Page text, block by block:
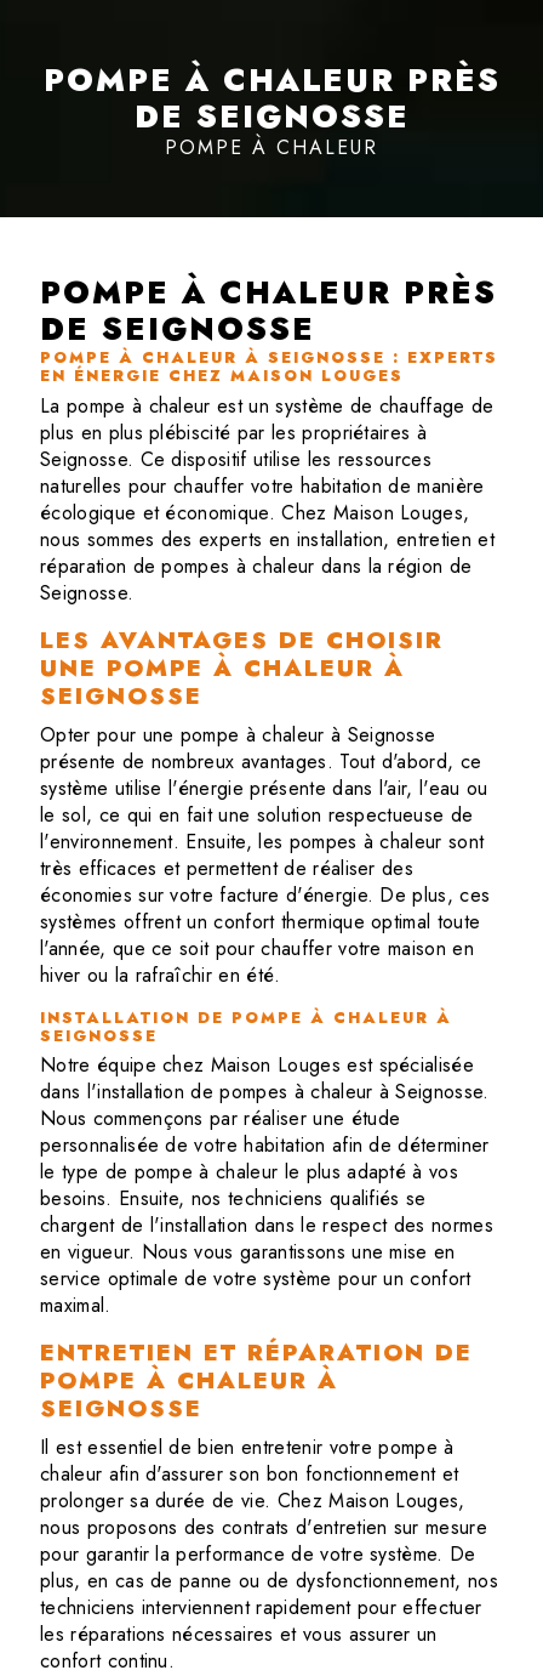
POMPE À CHALEUR PRÈS
DE SEIGNOSSE
POMPE À CHALEUR
POMPE À CHALEUR PRÈS
DE SEIGNOSSE
POMPE À CHALEUR À SEIGNOSSE : EXPERTS
EN ÉNERGIE CHEZ MAISON LOUGES
La pompe à chaleur est un système de chauffage de
plus en plus plébiscité par les propriétaires à
Seignosse. Ce dispositif utilise les ressources
naturelles pour chauffer votre habitation de manière
écologique et économique. Chez Maison Louges,
nous sommes des experts en installation, entretien et
réparation de pompes à chaleur dans la région de
Seignosse.
LES AVANTAGES DE CHOISIR
UNE POMPE À CHALEUR À
SEIGNOSSE
Opter pour une pompe à chaleur à Seignosse
présente de nombreux avantages. Tout d'abord, ce
système utilise l'énergie présente dans l'air, l'eau ou
le sol, ce qui en fait une solution respectueuse de
l'environnement. Ensuite, les pompes à chaleur sont
très efficaces et permettent de réaliser des
économies sur votre facture d'énergie. De plus, ces
systèmes offrent un confort thermique optimal toute
l'année, que ce soit pour chauffer votre maison en
hiver ou la rafraîchir en été.
INSTALLATION DE POMPE À CHALEUR À
SEIGNOSSE
Notre équipe chez Maison Louges est spécialisée
dans l'installation de pompes à chaleur à Seignosse.
Nous commençons par réaliser une étude
personnalisée de votre habitation afin de déterminer
le type de pompe à chaleur le plus adapté à vos
besoins. Ensuite, nos techniciens qualifiés se
chargent de l'installation dans le respect des normes
en vigueur. Nous vous garantissons une mise en
service optimale de votre système pour un confort
maximal.
ENTRETIEN ET RÉPARATION DE
POMPE À CHALEUR À
SEIGNOSSE
Il est essentiel de bien entretenir votre pompe à
chaleur afin d'assurer son bon fonctionnement et
prolonger sa durée de vie. Chez Maison Louges,
nous proposons des contrats d'entretien sur mesure
pour garantir la performance de votre système. De
plus, en cas de panne ou de dysfonctionnement, nos
techniciens interviennent rapidement pour effectuer
les réparations nécessaires et vous assurer un
confort continu.